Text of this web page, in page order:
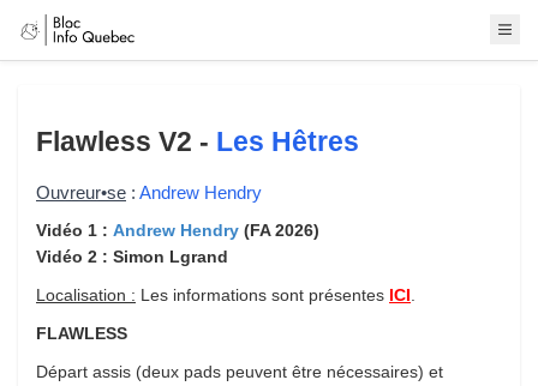
Flawless V2 - Les Hêtres
Ouvreur•se : Andrew Hendry
Vidéo 1 : Andrew Hendry (FA 2026)
Vidéo 2 : Simon Lgrand
Localisation : Les informations sont présentes ICI
FLAWLESS
Départ assis (deux pads peuvent être nécessaires) et